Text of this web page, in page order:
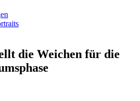
die Weichen für die